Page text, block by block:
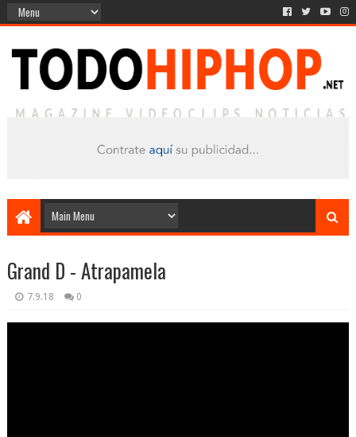
Grand D - Atrapamela
7.9.18 0